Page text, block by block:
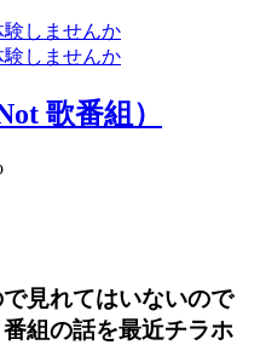
歌番組）
見れてはいないので
番組の話を最近チラホ